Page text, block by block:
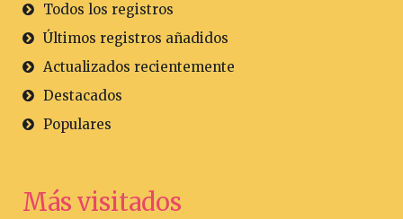
Todos los registros
Últimos registros añadidos
Actualizados recientemente
Destacados
Populares
Más visitados